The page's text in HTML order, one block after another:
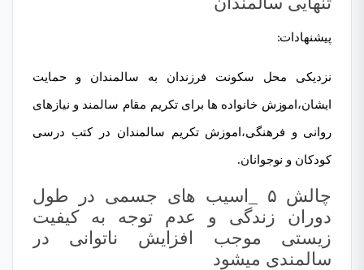
پیشنھادات:
نزدیکی محل سکونت فرزندان به سالمندان و حمایت
ایشان،اموزش خانواده ها برای تکریم مقام سالمند و نیازهای
روانی و فرهنگی،اموزش تکریم سالمندان در کتب درسی
کودکان و نوجوانان.
چالش ۵ _اسیب های جسمی در طول
دوران زندگی و عدم توجه به کیفیت
زیستی موجب افزایش ناتوانی در
سالمندی میشود